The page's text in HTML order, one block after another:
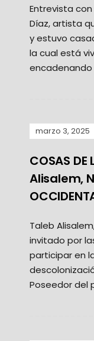
Entrevista
Díaz, artista
y estuvo
la cual está
marzo 3, 2025
COSAS DE
Alisalem,
Taleb
invitado por
participar en
Poseedor del